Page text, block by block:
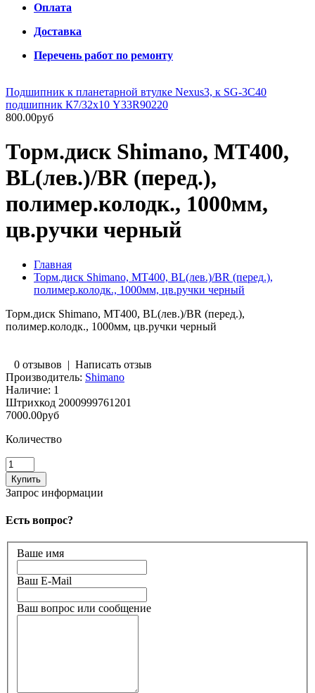
Оплата
Доставка
Перечень работ по ремонту
Подшипник к планетарной втулке Nexus3, к SG-3C40
подшипник К7/32х10 Y33R90220
800.00руб
Торм.диск Shimano, MT400,
BL(лев.)/BR (перед.),
полимер.колодк., 1000мм,
цв.ручки черный
Главная
Торм.диск Shimano, MT400, BL(лев.)/BR (перед.),
полимер.колодк., 1000мм, цв.ручки черный
Торм.диск Shimano, MT400, BL(лев.)/BR (перед.),
полимер.колодк., 1000мм, цв.ручки черный
0 отзывов | Написать отзыв
Производитель: Shimano
Наличие: 1
Штрихкод 2000999761201
7000.00руб
Количество
Запрос информации
Есть вопрос?
Ваше имя
Ваш E-Mail
Ваш вопрос или сообщение